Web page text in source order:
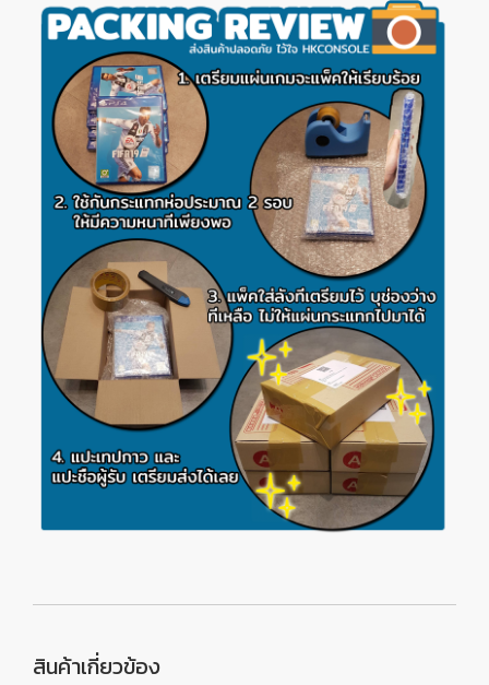
สินค้าเกี่ยวข้อง